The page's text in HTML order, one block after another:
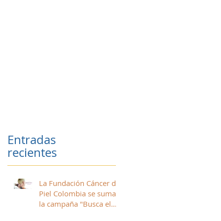
Entradas
recientes
La Fundación Cáncer de
Piel Colombia se suma a
la campaña "Busca el